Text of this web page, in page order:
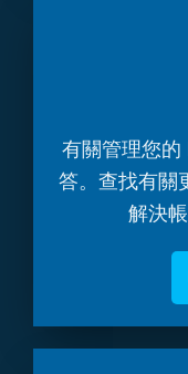
有關管理您
答。查找有關
解決